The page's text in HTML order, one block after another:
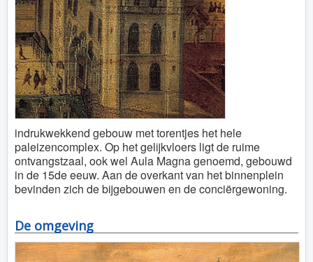
indrukwekkend gebouw met torentjes het hele
paleizencomplex. Op het gelijkvloers ligt de ruime
ontvangstzaal, ook wel Aula Magna genoemd, gebouwd
in de 15de eeuw. Aan de overkant van het binnenplein
bevinden zich de bijgebouwen en de conciërgewoning.
De omgeving